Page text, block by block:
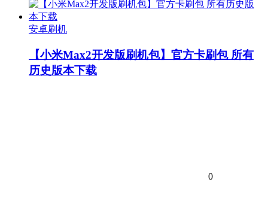
安卓刷机
【小米Max2开发版刷机包】官方卡刷包 所有
历史版本下载
0